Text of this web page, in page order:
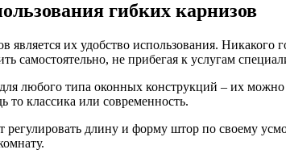
гибких карнизов
их удобство использования.
самостоятельно, не прибегая к услугам
любого типа оконных конструкций – их
то классика или современность.
длину и форму штор по своему